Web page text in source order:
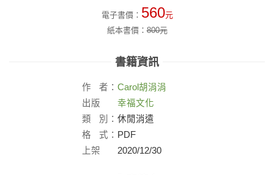
電子書價： 560元
紙本書價：800元
書籍資訊
作 者： Carol胡涓涓
出版
社：
幸福文化
類
別： 休閒消遣
格
式： PDF
上架
2020/12/30